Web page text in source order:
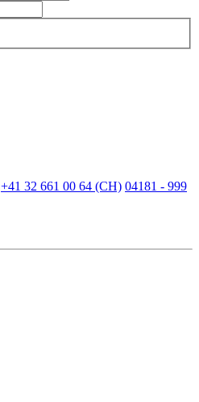
+41 32 661 00 64 (CH) 04181 - 999